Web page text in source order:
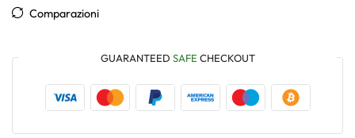
Comparazioni
GUARANTEED SAFE CHECKOUT